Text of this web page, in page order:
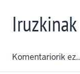
Iruzkinak
Komentariorik ez..